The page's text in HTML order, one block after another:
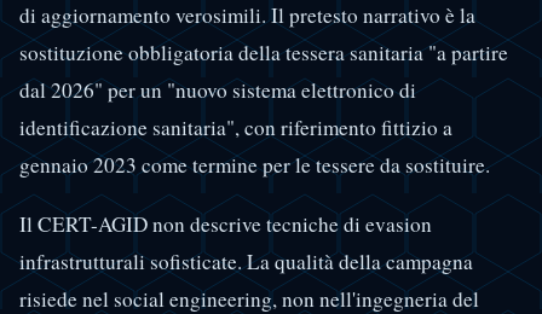
di aggiornamento verosimili. Il pretesto narrativo è la
sostituzione obbligatoria della tessera sanitaria "a partire
dal 2026" per un "nuovo sistema elettronico di
identificazione sanitaria", con riferimento fittizio a
gennaio 2023 come termine per le tessere da sostituire.
Il CERT-AGID non descrive tecniche di evasion
infrastrutturali sofisticate. La qualità della campagna
risiede nel social engineering, non nell'ingegneria del